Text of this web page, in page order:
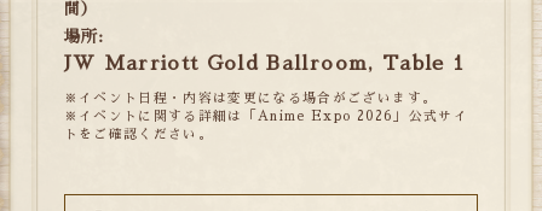
間）
場所:
JW Marriott Gold Ballroom, Table 1
※イベント日程・内容は変更になる場合がございます。
※イベントに関する詳細は「Anime Expo 2026」公式サイ
トをご確認ください。